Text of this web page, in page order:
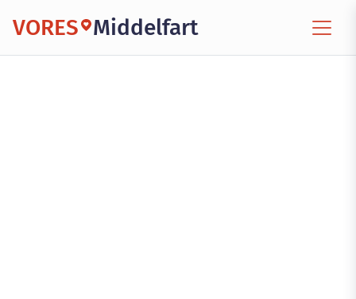
VORES Middelfart